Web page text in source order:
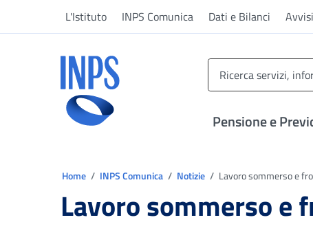
L'Istituto INPS Comunica Dati e Bilanci
Pensione e
Home INPS Comunica Notizie Lavoro sommerso e
Lavoro sommerso e